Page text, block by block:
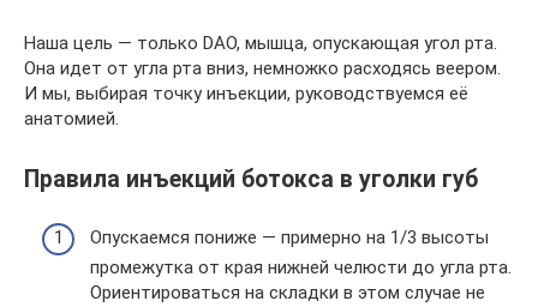
Наша цель — только DAO, мышца, опускающая угол рта.
Она идет от угла рта вниз, немножко расходясь веером.
И мы, выбирая точку инъекции, руководствуемся её
анатомией.
Правила инъекций ботокса в уголки губ
Опускаемся пониже — примерно на 1/3 высоты
промежутка от края нижней челюсти до угла рта.
Ориентироваться на складки в этом случае не